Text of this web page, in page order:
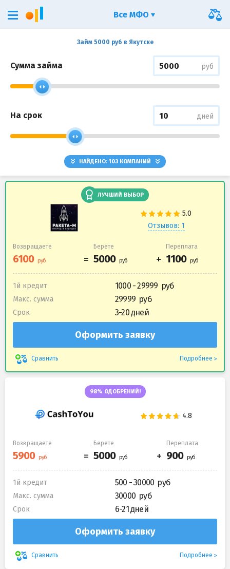
Займ 5000 руб в Якутске
Сумма займа руб
На срок дней
НАЙДЕНО:103 КОМПАНИЙ
ЛУЧШИЙ ВЫБОР
Отзывов: 1
Возвращаете Берете Переплата
1й кредит 1000 - 29999
Макс. сумма 29999
Срок 3-20 дней
Оформить заявку
Сравнить Подробнее
98% ОДОБРЕНИЙ!
Возвращаете Берете Переплата
1й кредит 500 - 30000
Макс. сумма 30000
Срок 6-21 дней
Оформить заявку
Сравнить Подробнее
Все МФО